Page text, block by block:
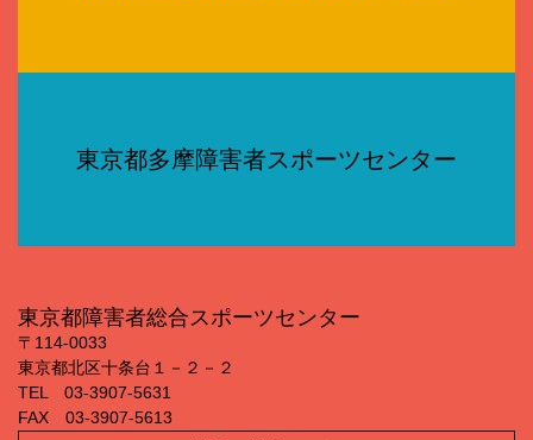
東京都多摩障害者スポーツセンター
東京都障害者総合スポーツセンター
〒114‐0033
東京都北区十条台１－２－２
TEL 03‐3907‐5631
FAX 03‐3907‐5613